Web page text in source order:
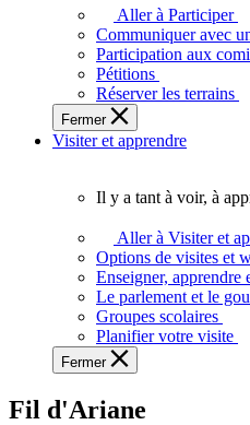
fonctionner
plein
potentiel,
l'Assemblée
a
besoin
Aller à Participer
Communiquer avec
Participation aux
Pétitions
Réserver les terrains
Fermer
Visiter et apprendre
voir,
apprendre
et
découvrir
Il y a tant à voir, à
Aller à Visiter et
Options de visites et
Enseigner, apprendre
Le parlement et le
Groupes scolaires
Planifier votre visite
Fermer
Fil d'Ariane